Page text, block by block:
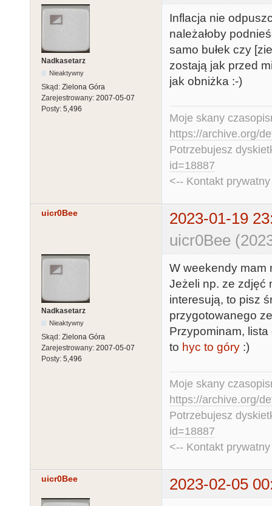
Nadkasetarz
Nieaktywny
Skąd: Zielona Góra
Zarejestrowany: 2007-05-07
Posty: 5,496
Inflacja nie
należałoby
samo bułek czy
zostają jak przed
jak obniżka :-)
Moje skany
https://archive.org/
Potrzebujesz
id=18887
<-- Kontakt
uicr0Bee
2023-01-19
uicr0Bee
Nadkasetarz
Nieaktywny
Skąd: Zielona Góra
Zarejestrowany: 2007-05-07
Posty: 5,496
W weekendy mam
Jeżeli np. ze zdjęć
interesują, to pisz
przygotowanego
Przypominam,
to hyc to góry :)
Moje skany
https://archive.org/
Potrzebujesz
id=18887
<-- Kontakt
uicr0Bee 2023-02-05